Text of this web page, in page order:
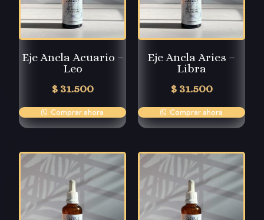
Eje Ancla Acuario –
Leo
$ 31.500
Comprar ahora
Eje Ancla Aries –
Libra
$31.500
Comprar ahora